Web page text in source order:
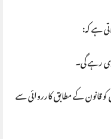
ہے کہ:
رہے گی۔
کو قانون کے مطابق کارروائی سے